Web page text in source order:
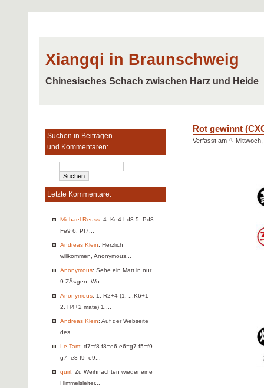
Xiangqi in Braunschweig
Chinesisches Schach zwischen Harz und Heide
Suchen in Beiträgen
und Kommentaren:
Letzte Kommentare:
Michael Reuss: 4. Ke4 Ld8 5. Pd8
Fe9 6. Pf7...
Andreas Klein: Herzlich
willkommen, Anonymous...
Anonymous: Sehe ein Matt in nur
9 ZÅ«gen. Wo...
Anonymous: 1. R2+4 (1. ...K6+1
2. H4+2 mate) 1....
Andreas Klein: Auf der Webseite
des...
Le Tam: d7=f8 f8=e6 e6=g7 f5=f9
g7=e8 f9=e9...
quirl: Zu Weihnachten wieder eine
Himmelsleiter...
Rot gewinnt
Verfasst am